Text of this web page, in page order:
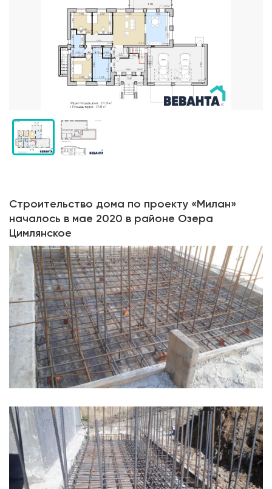
Строительство дома по проекту «Милан»
началось в мае 2020 в районе Озера
Цимлянское